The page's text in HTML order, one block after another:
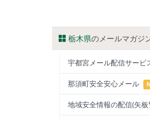
栃木県のメールマガジ
宇都宮メール配信サービ
那須町安全安心メール
地域安全情報の配信(矢